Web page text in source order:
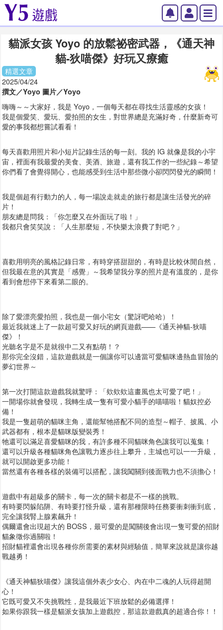
貓派女孩 Yoyo 的放鬆祕密武器，《通天神
貓-狄喵傑》好玩又療癒
精選文章
2025/04/24
撰文／Yoyo 圖片／Yoyo
嗨嗨～～大家好，我是 Yoyo，一個每天都在尋找生活靈感的女孩！
我是個愛笑、愛玩、愛拍照的女生，對世界總是充滿好奇，什麼新奇可
愛的事我都想嘗試看看！
每天喜歡用照片和小短片記錄生活的每一刻。我的 IG 就像是我的小宇
宙，裡面有我最愛的美食、美酒、旅遊，還有我工作的一些紀錄～希望
你們看了會覺得開心，也能感受到生活中那些微小卻閃閃發光的瞬間！
我是個超有行動力的人，每一場說走就走的旅行都是讓生活發光的碎
片！
朋友總是問我：「你怎麼又在外面玩了啦！」
我都只會笑笑說：「人生那麼短，不快樂太浪費了對吧？」
喜歡用明亮的風格記錄日常，有時穿搭甜甜的，有時是比較休閒自然，
但我最在意的其實是「感覺」～我希望我分享的照片是有溫度的，是你
看到會想停下來看第二眼的。
除了愛漂亮愛拍照，我也是一個小宅女（驚訝吧哈哈）！
最近我就迷上了一款超可愛又好玩的網頁遊戲——《通天神貓-狄喵
傑》！
光聽名字是不是就很中二又有點萌！？
那你完全沒錯，這款遊戲就是一個讓你可以邊當可愛貓咪邊熱血冒險的
夢幻世界～
第一次打開這款遊戲我就驚呼：「欸欸欸這畫風也太可愛了吧！」
一開場你就會發現，我轉生成一隻有可愛小貓手的喵喵啦！貓奴控必
備！
我是一隻超萌的貓咪主角，還能幫牠搭配不同的造型～帽子、披風、小
武器都有，根本是貓咪版變裝秀！
牠還可以滿足喜愛貓咪的我，有許多種不同貓咪角色讓我可以蒐集！
還可以升級各種貓咪角色讓戰力逐步往上攀升，主城也可以一一升級，
就可以開啟更多功能！
當然還有各種各樣的裝備可以搭配，讓我闖關到後面戰力也不須擔心！
遊戲中有超級多的關卡，每一次的關卡都是不一樣的挑戰。
有時要閃躲陷阱、有時要打怪升級，還有那種限時任務要衝刺衝到底，
完全讓我腎上腺素飆升！
偶爾還會出現超大的 BOSS，最可愛的是闖關後會出現一隻可愛的招財
貓象徵你過關啦！
招財貓裡還會出現各種你所需要的素材與經驗值，簡單來說就是讓你越
戰越勇！
《通天神貓狄喵傑》讓我這個外表少女心、內在中二魂的人玩得超開
心！
它既可愛又不失挑戰性，是我最近下班放鬆的必備選擇！
如果你跟我一樣是貓派女孩加上遊戲控，那這款遊戲真的超適合你！！